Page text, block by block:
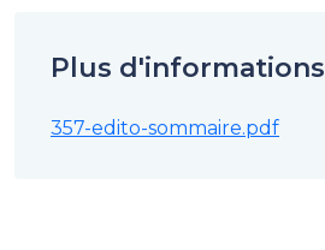
Plus d'informations
357-edito-sommaire.pdf